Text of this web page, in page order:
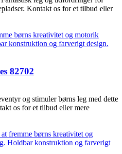
Kontakt os for et tilbud eller
82702
og stimuler børns leg med dette
os for et tilbud eller mere